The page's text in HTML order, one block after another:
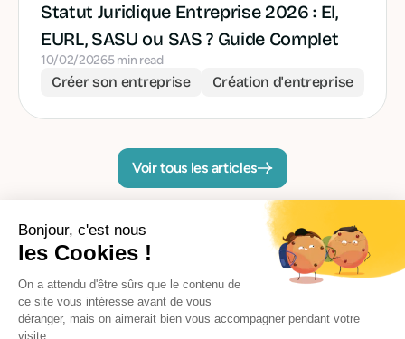
Statut Juridique Entreprise 2026 : EI,
EURL, SASU ou SAS ? Guide Complet
10/02/20265 min read
Créer son entreprise Création d'entreprise
Voir tous les articles